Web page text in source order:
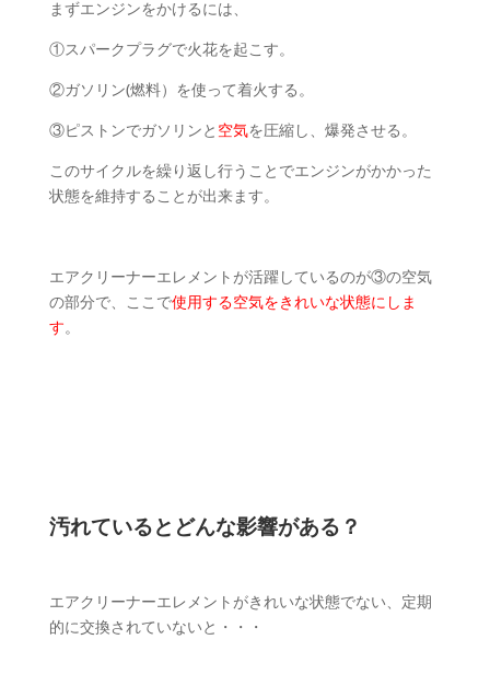
まずエンジンをかけるには、
①スパークプラグで火花を起こす。
②ガソリン(燃料）を使って着火する。
③ピストンでガソリンと 空気を圧縮し、爆発させる。
このサイクルを繰り返し行うことでエンジンがかかった
状態を維持することが出来ます。
エアクリーナーエレメントが活躍しているのが③の空気
の部分で、ここで使用する空気をきれいな状態にしま
す。
汚れているとどんな影響がある？
エアクリーナーエレメントがきれいな状態でない、定期
的に交換されていないと・・・